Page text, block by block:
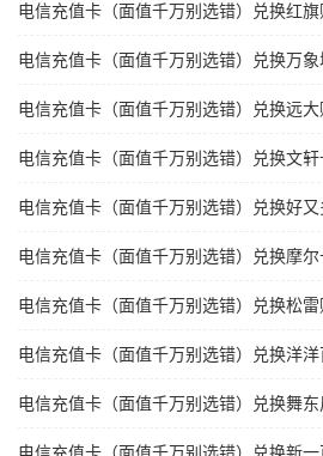
电信充值卡（面值千万别选错）兑换红
电信充值卡（面值千万别选错）兑换万
电信充值卡（面值千万别选错）兑换远
电信充值卡（面值千万别选错）兑换文轩
电信充值卡（面值千万别选错）兑换好
电信充值卡（面值千万别选错）兑换摩尔
电信充值卡（面值千万别选错）兑换松
电信充值卡（面值千万别选错）兑换洋洋
电信充值卡（面值千万别选错）兑换舞东